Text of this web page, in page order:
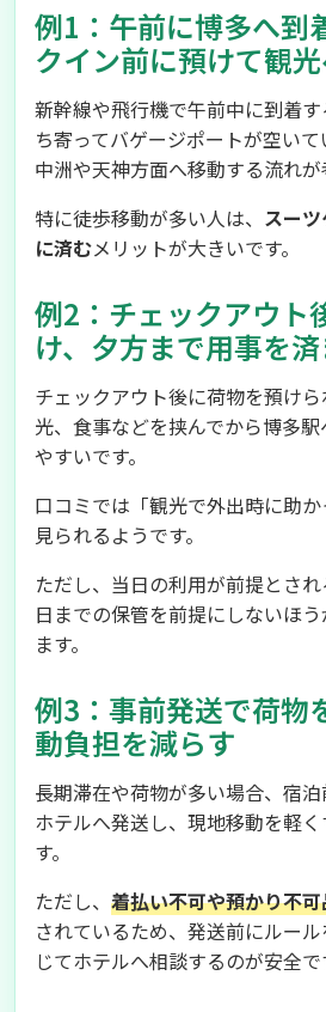
例1：午前に博多へ到
クイン前に預けて観光
新幹線や飛行機で午前中に到着
ち寄ってバゲージポートが空い
中洲や天神方面へ移動する流れが
特に徒歩移動が多い人は、 スー
に済むメリットが大きいです。
例2：チェックアウト
け、夕方まで用事を
チェックアウト後に荷物を預け
光、食事などを挟んでから博多
やすいです。
口コミでは「観光で外出時に助
見られるようです。
ただし、当日の利用が前提とさ
日までの保管を前提にしないほ
ます。
例3：事前発送で荷物
動負担を減らす
長期滞在や荷物が多い場合、宿
ホテルへ発送し、現地移動を軽
す。
ただし、 着払い不可や預かり不
されているため、発送前にルー
じてホテルへ相談するのが安全で